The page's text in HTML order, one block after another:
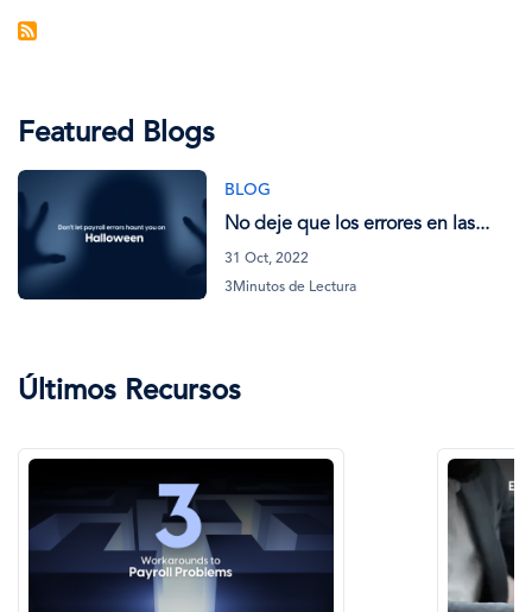
Featured Blogs
BLOG
No deje que los errores en las...
31 Oct, 2022
3Minutos de Lectura
Últimos Recursos